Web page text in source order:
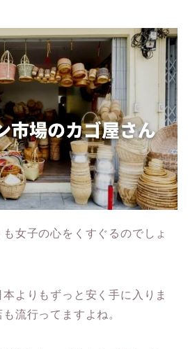
女子の心をくすぐるのでしょ
よりもずっと安く手に入りま
流行ってますよね。